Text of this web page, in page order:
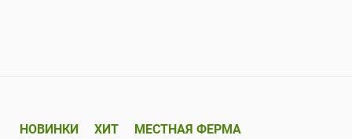
НОВИНКИ ХИТ МЕСТНАЯ ФЕРМА